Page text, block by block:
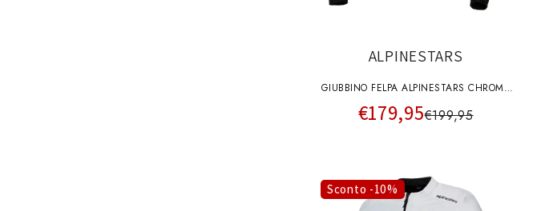
ALPINESTARS
GIUBBINO FELPA ALPINESTARS CHROME
SUPERAIRFLOW HOODIE NERO GRIGIO
ROSSO FLU
€179,95€199,95
Sconto -10%